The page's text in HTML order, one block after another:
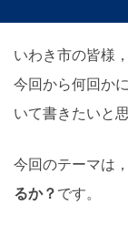
いわき市の皆様
今回から何回か
いて書きたいと
今回のテーマは
るか？ です。